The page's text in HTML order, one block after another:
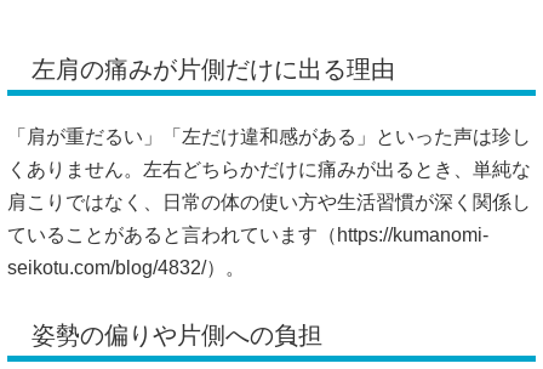
左肩の痛みが片側だけに出る理由
「肩が重だるい」「左だけ違和感がある」といった声は珍し
くありません。左右どちらかだけに痛みが出るとき、単純な
肩こりではなく、日常の体の使い方や生活習慣が深く関係し
ていることがあると言われています（ https://kumanomi-
seikotu.com/blog/4832/）。
姿勢の偏りや片側への負担